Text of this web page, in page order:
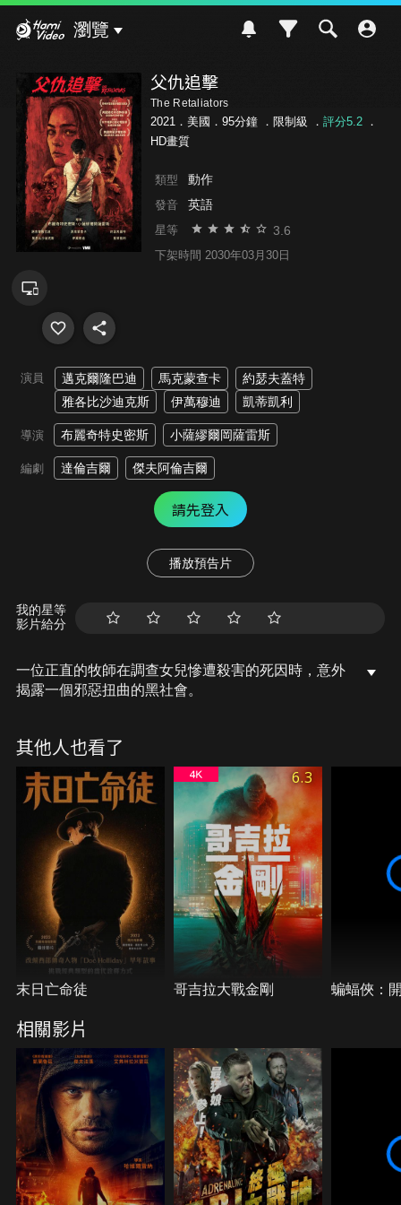
瀏覽
父仇追擊
The Retaliators
2021．美國．95分鐘 ． 限制級 ． 評分5.2．
HD畫質
類型 動作
發音 英語
星等 3.6
下架時間 2030年03月30日
演員 邁克爾隆巴迪 馬克蒙查卡
約瑟夫蓋特
雅各比沙迪克斯
伊萬穆迪 凱蒂凱利
導演 布麗奇特史密斯 小薩繆爾岡薩雷斯
編劇 達倫吉爾 傑夫阿倫吉爾
請先登入
播放預告片
我的星等
影片給分
一位正直的牧師在調查女兒慘遭殺害的死因時，意外
揭露一個邪惡扭曲的黑社會。
其他人也看了
末日亡命徒
6.3
哥吉拉大戰金剛 蝙蝠俠：
相關影片